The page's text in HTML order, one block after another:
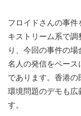
フロイドさんの事
キストリーム系で
り、今回の事件の
名人の発信をベース
であります。香港の
環境問題のデモも広
す。